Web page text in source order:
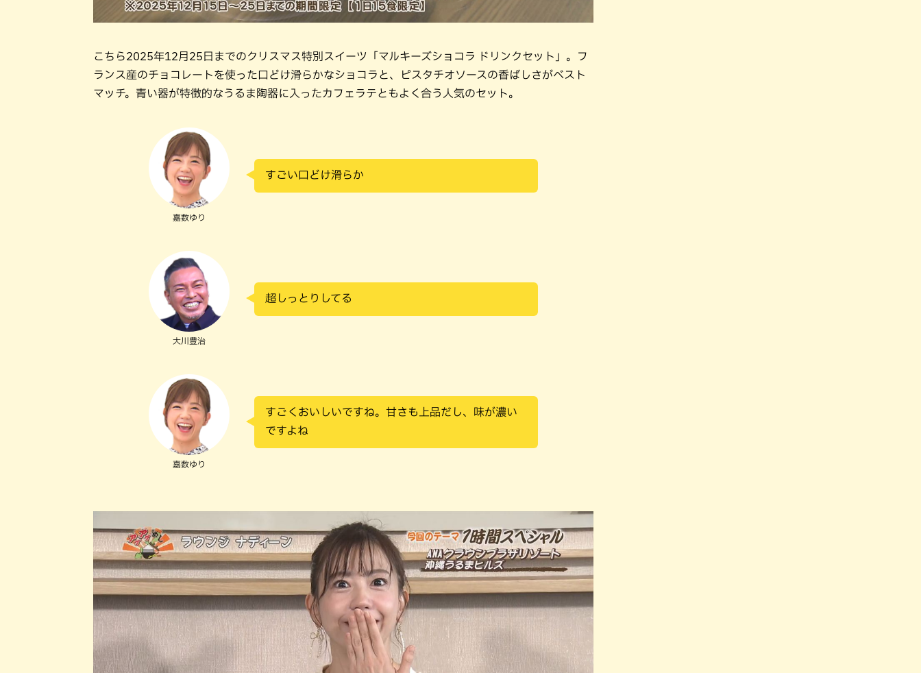
こちら2025年12月25日までのクリスマス特別スイーツ「マルキーズショコラ ドリンクセット」。フ
ランス産のチョコレートを使った口どけ滑らかなショコラと、ピスタチオソースの香ばしさがベスト
マッチ。青い器が特徴的なうるま陶器に入ったカフェラテともよく合う人気のセット。
嘉数ゆり
すごい口どけ滑らか
大川豊治
超しっとりしてる
嘉数ゆり
すごくおいしいですね。甘さも上品だし、味が濃い
ですよね